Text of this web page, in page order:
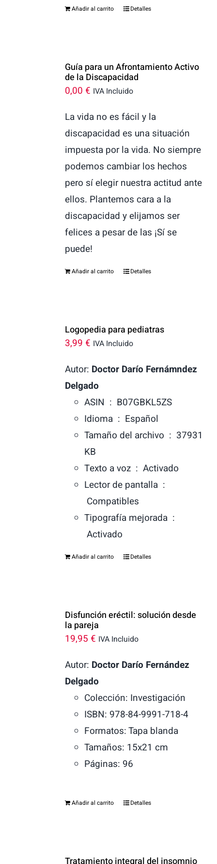
Añadir al carrito Detalles
Guía para un Afrontamiento Activo
de la Discapacidad
0,00 € IVA Incluido
La vida no es fácil y la
discapacidad es una situación
impuesta por la vida. No siempre
podemos cambiar los hechos
pero sí elegir nuestra actitud ante
ellos. Plantemos cara a la
discapacidad y elijamos ser
felices a pesar de las ¡Sí se
puede!
Añadir al carrito Detalles
Logopedia para pediatras
3,99 € IVA Incluido
Autor: Doctor Darío Fernámndez
Delgado
ASIN ‏ : ‎ B07GBKL5ZS
Idioma ‏ : ‎ Español
Tamaño del archivo ‏ : ‎ 37931
KB
Texto a voz ‏ : ‎ Activado
Lector de pantalla ‏ :
Compatibles
Tipografía mejorada ‏ :
Activado
Añadir al carrito Detalles
Disfunción eréctil: solución desde
la pareja
19,95 € IVA Incluido
Autor: Doctor Darío Fernández
Delgado
Colección: Investigación
ISBN: 978-84-9991-718-4
Formatos: Tapa blanda
Tamaños: 15x21 cm
Páginas: 96
Añadir al carrito Detalles
Tratamiento integral del insomnio